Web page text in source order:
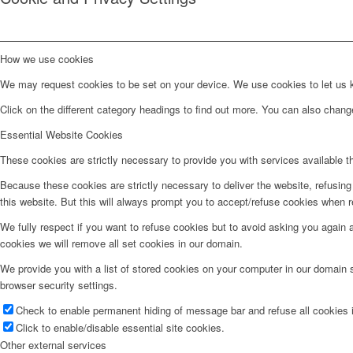
How we use cookies
We may request cookies to be set on your device. We use cookies to let
Click on the different category headings to find out more. You can also
Essential Website Cookies
These cookies are strictly necessary to provide you with services available
Because these cookies are strictly necessary to deliver the website,
this website. But this will always prompt you to accept/refuse cookies when
We fully respect if you want to refuse cookies but to avoid asking you
cookies we will remove all set cookies in our domain.
We provide you with a list of stored cookies on your computer in our
browser security settings.
Check to enable permanent hiding of message bar and refuse all
Click to enable/disable essential site cookies.
Other external services